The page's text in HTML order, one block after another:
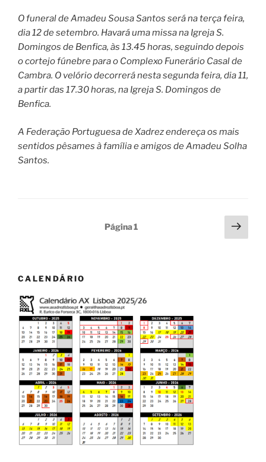
O funeral de Amadeu Sousa Santos será na terça feira,
dia 12 de setembro. Havará uma missa na Igreja S.
Domingos de Benfica, às 13.45 horas, seguindo depois
o cortejo fúnebre para o Complexo Funerário Casal de
Cambra. O velório decorrerá nesta segunda feira, dia 11,
a partir das 17.30 horas, na Igreja S. Domingos de
Benfica.
A Federação Portuguesa de Xadrez endereça os mais
sentidos pêsames à família e amigos de Amadeu Solha
Santos.
Página1
CALENDÁRIO